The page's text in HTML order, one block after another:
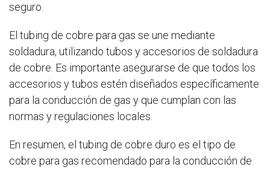
seguro.
El tubing de cobre para gas se une mediante
soldadura, utilizando tubos y accesorios de soldadura
de cobre. Es importante asegurarse de que todos los
accesorios y tubos estén diseñados específicamente
para la conducción de gas y que cumplan con las
normas y regulaciones locales.
En resumen, el tubing de cobre duro es el tipo de
cobre para gas recomendado para la conducción de